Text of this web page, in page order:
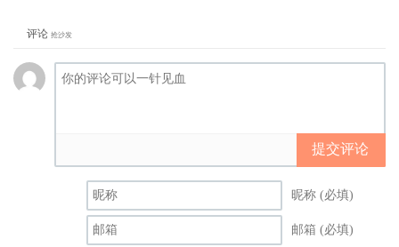
评论 抢沙发
提交评论
昵称 (必填)
邮箱 (必填)